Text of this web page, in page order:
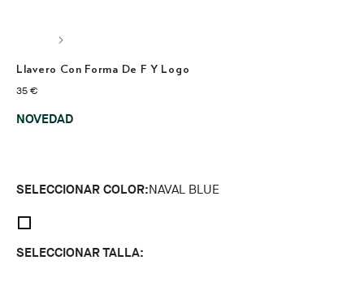
Llavero Con Forma De F Y Logo
35 €
precio actual 35 €
NOVEDAD
SELECCIONAR COLOR:NAVAL BLUE
SELECCIONAR TALLA: